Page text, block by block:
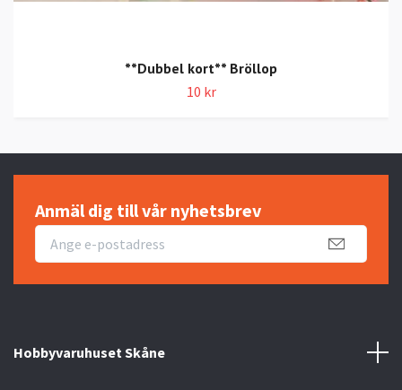
**Dubbel kort** Bröllop
10 kr
Anmäl dig till vår nyhetsbrev
Hobbyvaruhuset Skåne